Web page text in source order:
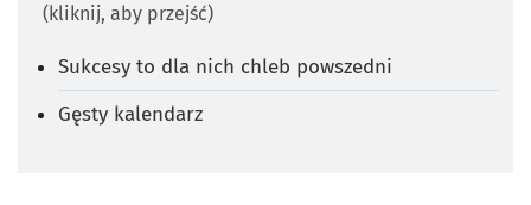
(kliknij, aby przejść)
Sukcesy to dla nich chleb powszedni
Gęsty kalendarz